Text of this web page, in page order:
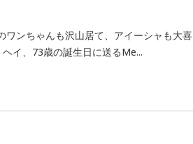
ンちゃんも沢山居て、アイーシャも大喜
イ、73歳の誕生日に送るMe...